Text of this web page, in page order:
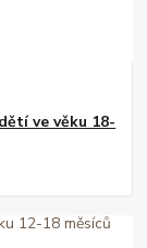
ve věku 18-